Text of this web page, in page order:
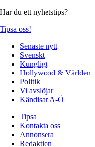
Har du ett nyhetstips?
Tipsa oss!
Senaste nytt
Svenskt
Kungligt
Hollywood & Världen
Politik
Vi avslöjar
Kändisar A-Ö
Tipsa
Kontakta oss
Annonsera
Redaktion